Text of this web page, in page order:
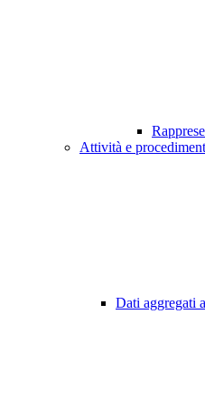
Attività e
Dati aggregati